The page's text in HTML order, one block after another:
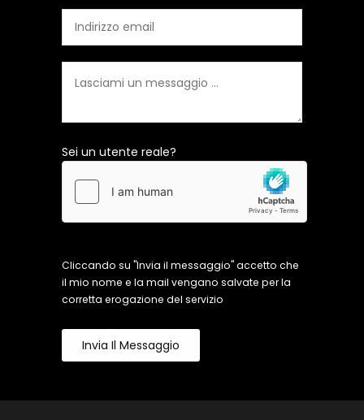
Sei un utente reale?
Cliccando su "Invia il messaggio" accetto che
il mio nome e la mail vengano salvate per la
corretta erogazione del servizio
Invia Il Messaggio